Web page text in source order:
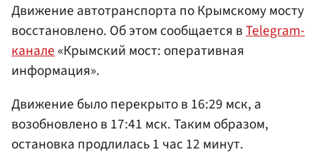
Движение автотранспорта по Крымскому мосту
восстановлено. Об этом сообщается вTelegram-
канале«Крымский мост: оперативная
информация».
Движение было перекрыто в 16:29 мск, а
возобновлено в 17:41 мск. Таким образом,
остановка продлилась 1 час 12 минут.